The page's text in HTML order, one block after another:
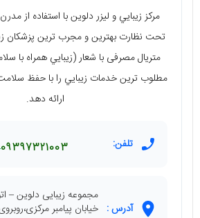
مركز زيبايي و ليزر دلوين با استفاده از
تحت نظارت بهترين و مجرب ترين پزشكان
متريال مصرفی با شعار (زيبايي همراه با
مطلوب ترين خدمات زيبايي را با حفظ
ارائه دهد.
تلفن: 09397321003
آدرس :
مجموعه زیبایی دلوین –
خیابان پیامبر